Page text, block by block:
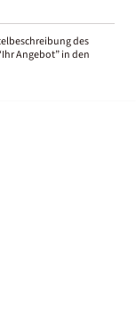
des
Angebot” in den